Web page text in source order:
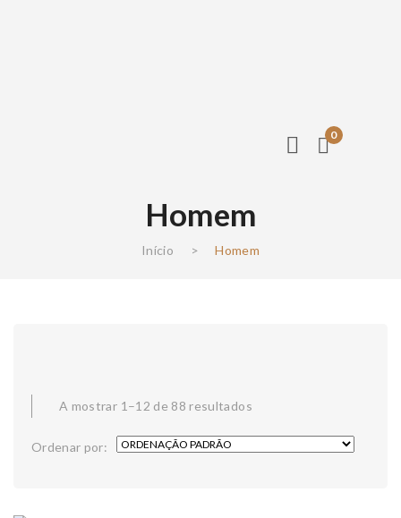
0
Homem
Início > Homem
A mostrar 1–12 de 88 resultados
Ordenar por: